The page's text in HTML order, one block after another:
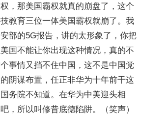
，那美国霸权就真的崩盘了，这个
教育三位一体美国霸权就崩了。我
部的5G报告，讲的太形象了，你把
国不能让你出现这种情况，真的不
事情又挡不住中国，这不是中国党
阴谋布置，任正非华为十年前干这
务院不知道。在华为中美迎头相
，所以叫修昔底德陷阱。（笑声）